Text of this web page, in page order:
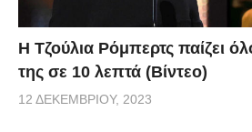
Η Τζούλια Ρόμπερτς παίζει
της σε 10 λεπτά (Βίντεο)
12 ΔΕΚΕΜΒΡΊΟΥ, 2023